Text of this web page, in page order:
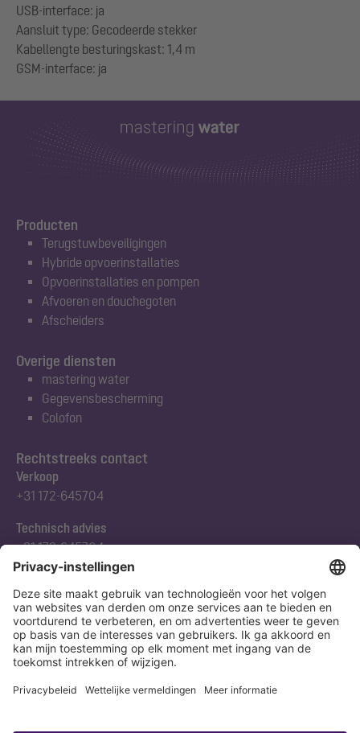
USB-interface: ja
Aansluit type: Gecodeerde stekker
Kabellengte besturingskast: 1,4 m
Producten
Terugstuwbeveiligingen
Hybride opvoerinstallaties
Opvoerinstallaties en pompen
Afvoeren en douchegoten
Afscheiders
Rechtstreeks contact
Verkoop
+31 172-645704
Technisch advies
+31 172-645704
Abonneert u zich op onze nieuwsbrief
Nu aanmelden
Overige diensten
mastering water
Gegevensbescherming
Colofon